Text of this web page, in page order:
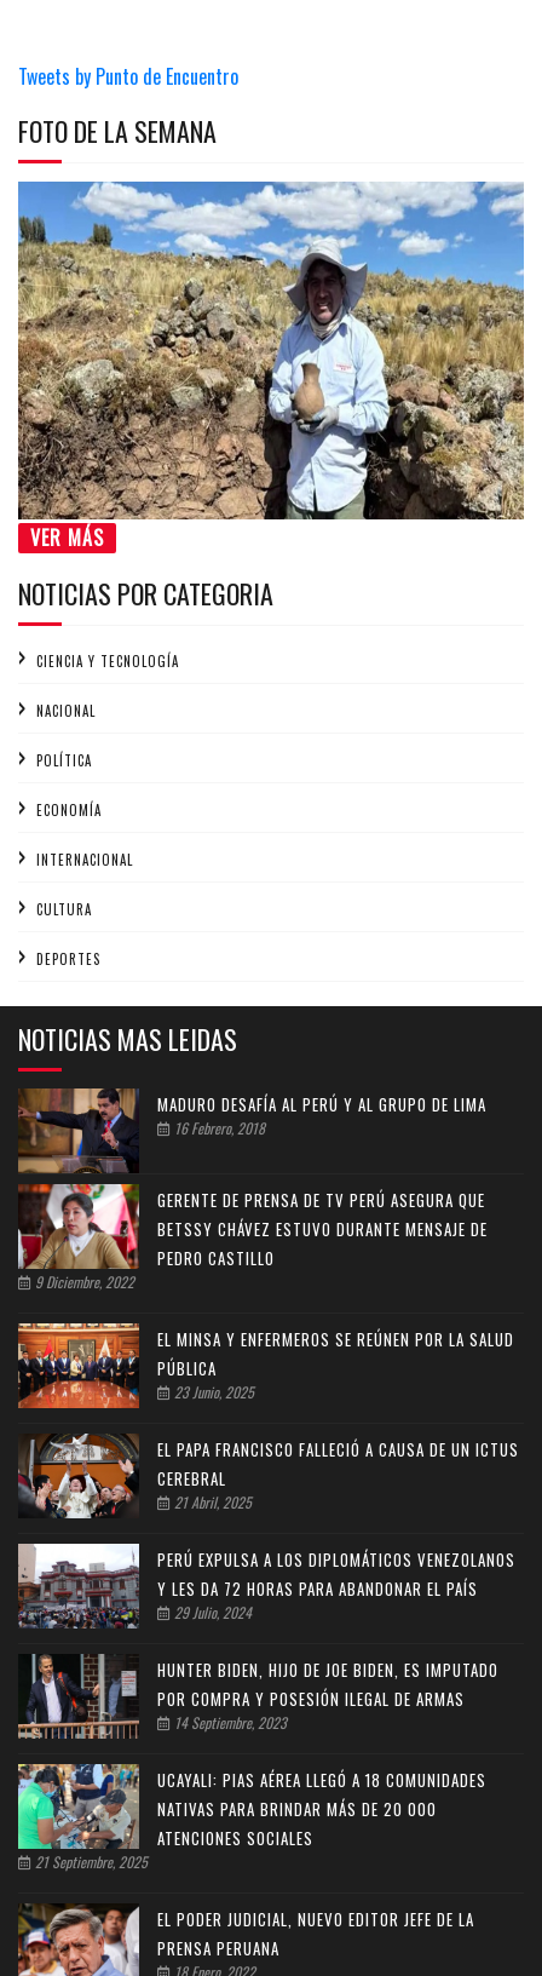
Tweets by Punto de Encuentro
FOTO DE LA SEMANA
VER MÁS
NOTICIAS POR CATEGORIA
CIENCIA Y TECNOLOGÍA
NACIONAL
POLÍTICA
ECONOMÍA
INTERNACIONAL
CULTURA
DEPORTES
NOTICIAS MAS LEIDAS
MADURO DESAFÍA AL PERÚ Y AL GRUPO DE LIMA
16 Febrero, 2018
GERENTE DE PRENSA DE TV PERÚ ASEGURA QUE
BETSSY CHÁVEZ ESTUVO DURANTE MENSAJE DE
PEDRO CASTILLO
9 Diciembre, 2022
EL MINSA Y ENFERMEROS SE REÚNEN POR LA SALUD
PÚBLICA
23 Junio, 2025
EL PAPA FRANCISCO FALLECIÓ A CAUSA DE UN ICTUS
CEREBRAL
21 Abril, 2025
PERÚ EXPULSA A LOS DIPLOMÁTICOS VENEZOLANOS
Y LES DA 72 HORAS PARA ABANDONAR EL PAÍS
29 Julio, 2024
HUNTER BIDEN, HIJO DE JOE BIDEN, ES IMPUTADO
POR COMPRA Y POSESIÓN ILEGAL DE ARMAS
14 Septiembre, 2023
UCAYALI: PIAS AÉREA LLEGÓ A 18 COMUNIDADES
NATIVAS PARA BRINDAR MÁS DE 20 000
ATENCIONES SOCIALES
21 Septiembre, 2025
EL PODER JUDICIAL, NUEVO EDITOR JEFE DE LA
PRENSA PERUANA